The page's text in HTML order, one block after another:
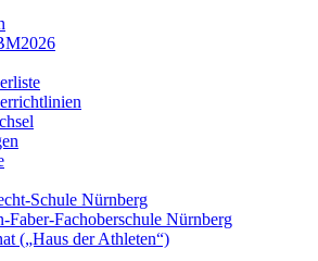
Schule Nürnberg
Faber-Fachoberschule Nürnberg
(„Haus der Athleten“)